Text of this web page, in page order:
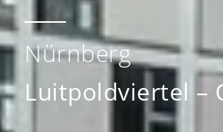
Nürnberg
Luitpoldviertel –